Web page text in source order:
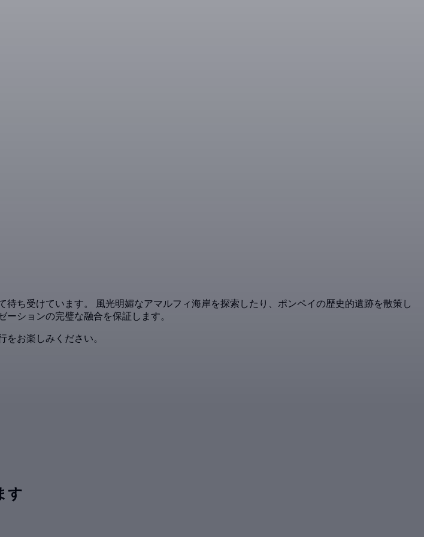
ち受けています。 風光明媚なアマルフィ海岸を探索したり、ポンペイの歴史的遺跡を散策し
ションの完璧な融合を保証します。
お楽しみください。
す